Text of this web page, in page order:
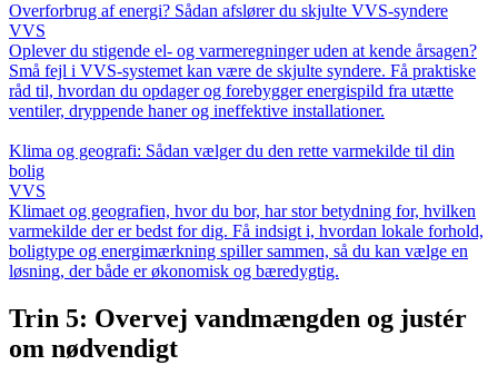
Overforbrug af energi? Sådan afslører du skjulte VVS-syndere
VVS
Oplever du stigende el- og varmeregninger uden at kende årsagen?
Små fejl i VVS-systemet kan være de skjulte syndere. Få praktiske
råd til, hvordan du opdager og forebygger energispild fra utætte
ventiler, dryppende haner og ineffektive installationer.
Klima og geografi: Sådan vælger du den rette varmekilde til din
bolig
VVS
Klimaet og geografien, hvor du bor, har stor betydning for, hvilken
varmekilde der er bedst for dig. Få indsigt i, hvordan lokale forhold,
boligtype og energimærkning spiller sammen, så du kan vælge en
løsning, der både er økonomisk og bæredygtig.
Trin 5: Overvej vandmængden og justér
om nødvendigt